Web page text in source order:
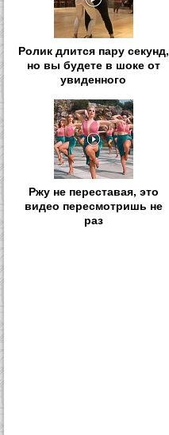
Ролик длится пару секунд,
но вы будете в шоке от
увиденного
Ржу не переставая, это
видео пересмотришь не
раз